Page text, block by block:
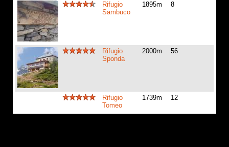
Rifugio
Sambuco
1895m 8
Rifugio
Sponda
2000m 56
Rifugio
Tomeo
1739m 12